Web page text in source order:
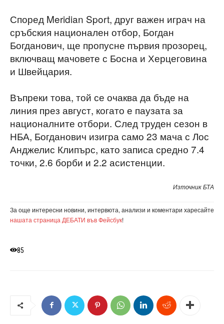
Според Meridian Sport, друг важен играч на
сръбския национален отбор, Богдан
Богданович, ще пропусне първия прозорец,
включващ мачовете с Босна и Херцеговина
и Швейцария.
Въпреки това, той се очаква да бъде на
линия през август, когато е паузата за
националните отбори. След труден сезон в
НБА, Богданович изигра само 23 мача с Лос
Анджелис Клипърс, като записа средно 7.4
точки, 2.6 борби и 2.2 асистенции.
Източник БТА
За още интересни новини, интервюта, анализи и коментари харесайте
нашата страница ДЕБАТИ във Фейсбук!
85